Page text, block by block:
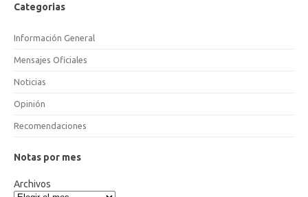
Categorias
Información General
Mensajes Oficiales
Noticias
Opinión
Recomendaciones
Notas por mes
Archivos